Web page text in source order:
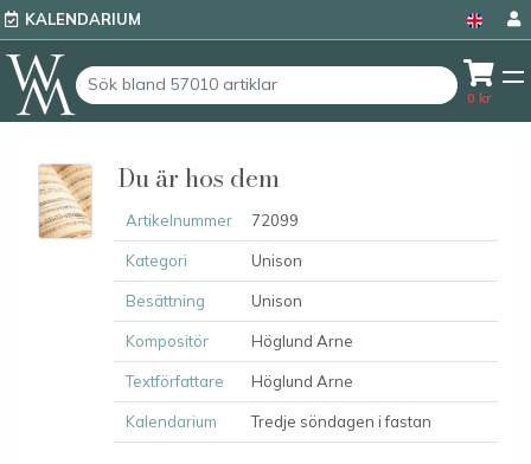
KALENDARIUM
0 kr
Du är hos dem
Artikelnummer 72099
Kategori Unison
Besättning Unison
Kompositör Höglund Arne
Textförfattare Höglund Arne
Kalendarium Tredje söndagen i fastan